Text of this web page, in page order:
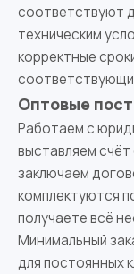
соответствуют
техническим
корректные
Оптовые
Работаем с
выставляем
заключаем
комплектуются
получаете всё
Минимальный
для постоянных